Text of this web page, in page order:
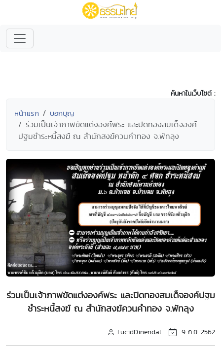
ค้นหาในเว็บไซต์ :
หน้าแรก บอกบุญ
ร่วมเป็นเจ้าภาพขัดแต่งองค์พระ และปิดทองสมเด็จองค์
ปฐมชำระหนี้สงฆ์ ณ สำนักสงฆ์ควนคำทอง จ.พัทลุง
ร่วมเป็นเจ้าภาพขัดแต่งองค์พระ และปิดทองสมเด็จองค์ปฐม
ชำระหนี้สงฆ์ ณ สำนักสงฆ์ควนคำทอง จ.พัทลุง
LucidDinendal 9 ก.ย. 2562